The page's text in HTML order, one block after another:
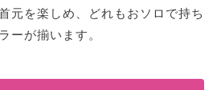
元を楽しめ、どれもおソロで持ち
ーが揃います。